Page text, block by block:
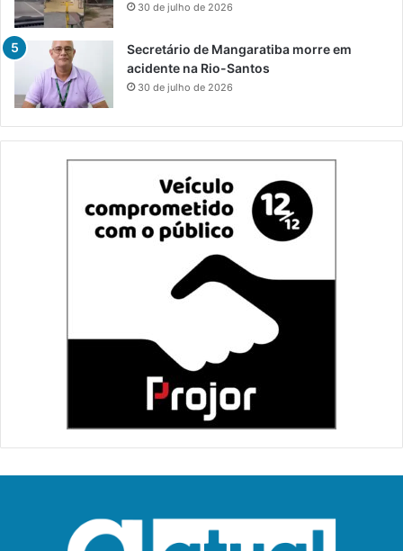
30 de julho de 2026
Secretário de Mangaratiba morre em
acidente na Rio-Santos
30 de julho de 2026